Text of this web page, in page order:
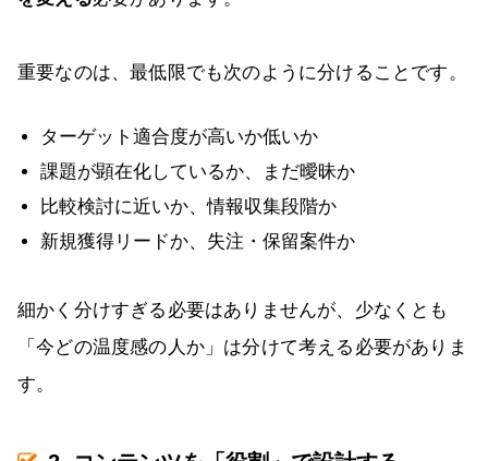
重要なのは、最低限でも次のように分けることです。
ターゲット適合度が高いか低いか
課題が顕在化しているか、まだ曖昧か
比較検討に近いか、情報収集段階か
新規獲得リードか、失注・保留案件か
細かく分けすぎる必要はありませんが、少なくとも
「今どの温度感の人か」は分けて考える必要がありま
す。